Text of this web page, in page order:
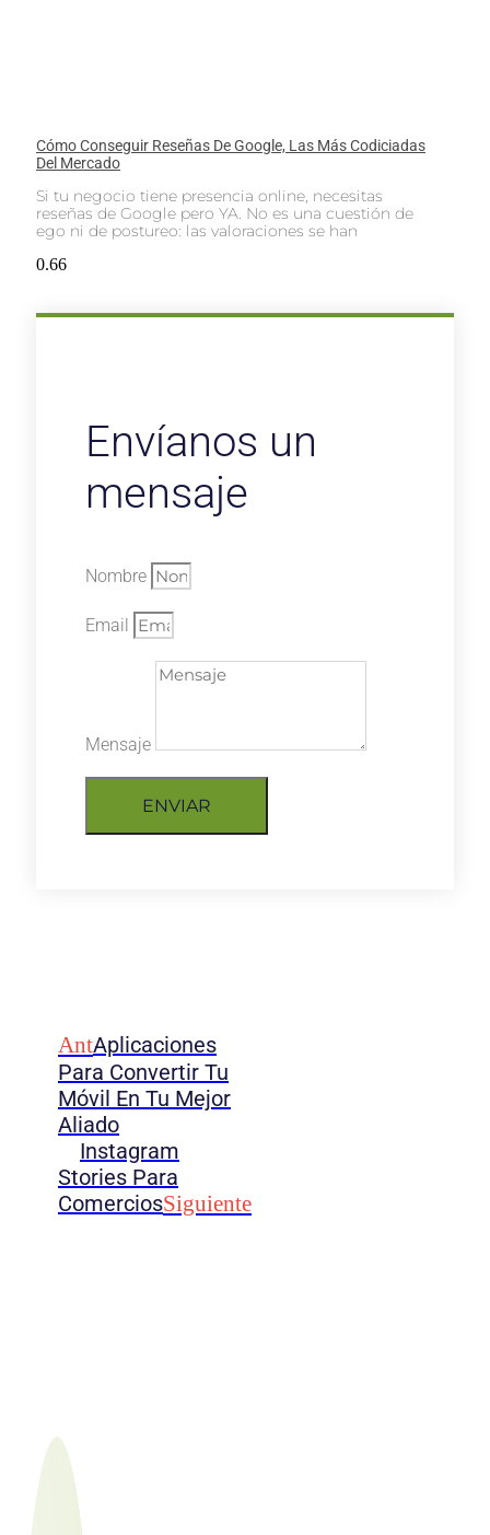
Cómo Conseguir Reseñas De Google, Las Más Codiciadas
Del Mercado
Si tu negocio tiene presencia online, necesitas
reseñas de Google pero YA. No es una cuestión de
ego ni de postureo: las valoraciones se han
Envíanos un
mensaje
Nombre
Email
Mensaje
ENVIAR
AntAplicaciones
Para Convertir Tu
Móvil En Tu Mejor
Aliado
Instagram
Stories Para
ComerciosSiguiente